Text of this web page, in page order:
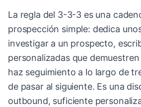
La regla del 3-3-3 es una
prospección simple: dedica
investigar a un prospecto,
personalizadas que
haz seguimiento a lo largo de
de pasar al siguiente. Es una
outbound, suficiente